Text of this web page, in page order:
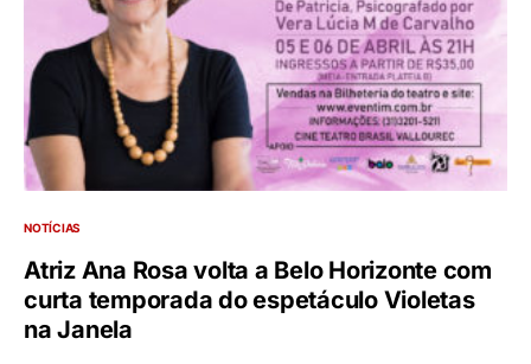
NOTÍCIAS
Atriz Ana Rosa volta a Belo Horizonte com
curta temporada do espetáculo Violetas
na Janela